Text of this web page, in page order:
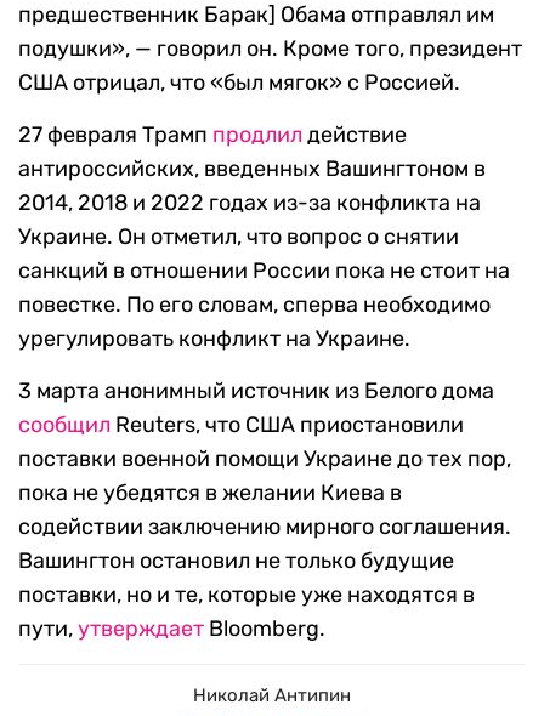
предшественник Барак] Обама отправлял им
подушки», — говорил он. Кроме того, президент
США отрицал, что «был мягок» с Россией.
27 февраля Трамп продлил действие
антироссийских, введенных Вашингтоном в
2014, 2018 и 2022 годах из-за конфликта на
Украине. Он отметил, что вопрос о снятии
санкций в отношении России пока не стоит на
повестке. По его словам, сперва необходимо
урегулировать конфликт на Украине.
3 марта анонимный источник из Белого дома
сообщил Reuters, что США приостановили
поставки военной помощи Украине до тех пор,
пока не убедятся в желании Киева в
содействии заключению мирного соглашения.
Вашингтон остановил не только будущие
поставки, но и те, которые уже находятся в
пути,утверждает Bloomberg.
Николай Антипин